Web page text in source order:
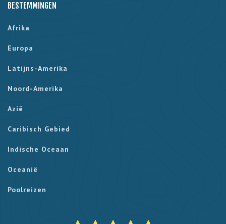
BESTEMMINGEN
Afrika
Europa
Latijns-Amerika
Noord-Amerika
Azië
Caribisch Gebied
Indische Oceaan
Oceanië
Poolreizen